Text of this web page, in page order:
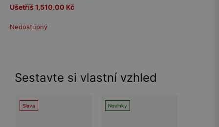
Ušetříš 1,510.00 Kč
Nedostupný
Sestavte si vlastní vzhled
Sleva Novinky